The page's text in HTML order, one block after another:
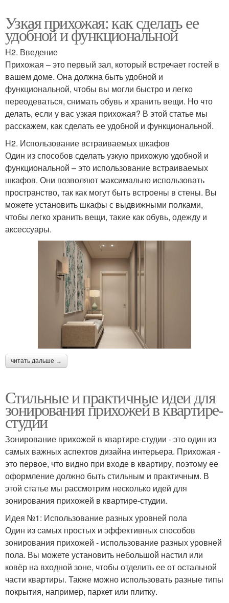
Узкая прихожая: как сделать ее
удобной и функциональной
H2. Введение
Прихожая – это первый зал, который встречает гостей в
вашем доме. Она должна быть удобной и
функциональной, чтобы вы могли быстро и легко
переодеваться, снимать обувь и хранить вещи. Но что
делать, если у вас узкая прихожая? В этой статье мы
расскажем, как сделать ее удобной и функциональной.
H2. Использование встраиваемых шкафов
Один из способов сделать узкую прихожую удобной и
функциональной – это использование встраиваемых
шкафов. Они позволяют максимально использовать
пространство, так как могут быть встроены в стены. Вы
можете установить шкафы с выдвижными полками,
чтобы легко хранить вещи, такие как обувь, одежду и
аксессуары.
читать дальше →
Стильные и практичные идеи для
зонирования прихожей в квартире-
студии
Зонирование прихожей в квартире-студии - это один из
самых важных аспектов дизайна интерьера. Прихожая -
это первое, что видно при входе в квартиру, поэтому ее
оформление должно быть стильным и практичным. В
этой статье мы рассмотрим несколько идей для
зонирования прихожей в квартире-студии.
Идея №1: Использование разных уровней пола
Один из самых простых и эффективных способов
зонирования прихожей - использование разных уровней
пола. Вы можете установить небольшой настил или
ковёр на входной зоне, чтобы отделить ее от остальной
части квартиры. Также можно использовать разные типы
покрытия, например, паркет или плитку.